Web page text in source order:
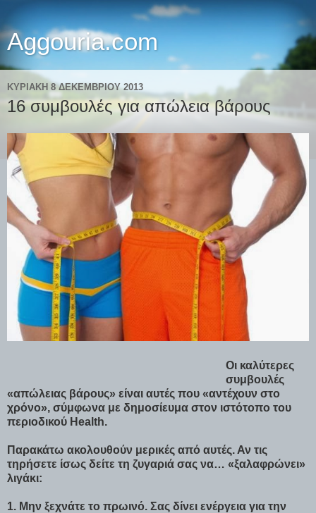
Aggouria.com
ΚΥΡΙΑΚΉ 8 ΔΕΚΕΜΒΡΊΟΥ 2013
16 συμβουλές για απώλεια βάρους
Οι καλύτερες
συμβουλές
«απώλειας βάρους» είναι αυτές που «αντέχουν στο
χρόνο», σύμφωνα με δημοσίευμα στον ιστότοπο του
περιοδικού Health.
Παρακάτω ακολουθούν μερικές από αυτές. Αν τις
τηρήσετε ίσως δείτε τη ζυγαριά σας να… «ξαλαφρώνει»
λιγάκι:
1. Μην ξεχνάτε το πρωινό. Σας δίνει ενέργεια για την